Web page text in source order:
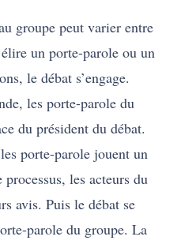
groupe peut varier entre
un porte-parole ou un
le débat s’engage.
les porte-parole du
du président du débat.
porte-parole jouent un
les acteurs du
avis. Puis le débat se
parole du groupe. La